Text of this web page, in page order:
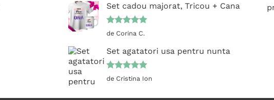
Set cadou majorat, Tricou + Cana
Evaluat la
de Corina C.
Set agatatori usa pentru nunta
Evaluat la
de Cristina Ion